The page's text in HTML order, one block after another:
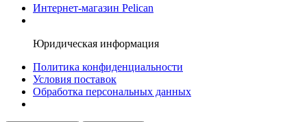
Интернет-магазин Pelican
Юридическая информация
Политика конфиденциальности
Условия поставок
Обработка персональных данных